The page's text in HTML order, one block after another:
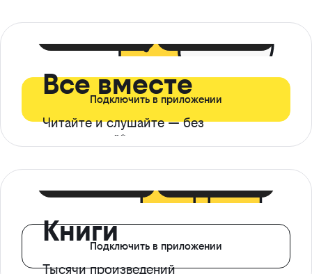
Все вместе
Читайте и слушайте — без
ограничений*
Подключить в приложении
Книги
Тысячи произведений
Подключить в приложении